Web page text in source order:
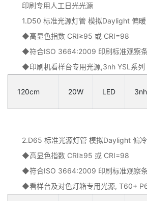
印刷专用人工日光光源
1.D50 标准光源灯管 模拟Daylight 偏
◆高显色指数 CRI≥95 或 CRI=98
◆符合ISO 3664:2009 印刷标准观察
◆印刷机看样台专用光源,3nh YSL系列
120cm 20W LED
2.D65 标准光源灯管 模拟Daylight 偏
◆高显色指数 CRI≥95 或 CRI=98
◆符合ISO 3664:2009 印刷标准观察
◆看样台及对色灯箱专用光源, T60+